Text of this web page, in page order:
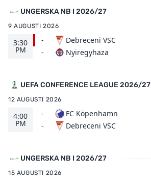
UNGERSKA NB I 2026/27
9 AUGUSTI 2026
3:30
PM
-
-
Debreceni VSC
Nyiregyhaza
UEFA CONFERENCE LEAGUE 2026/27
12 AUGUSTI 2026
4:00
PM
-
-
FC Köpenhamn
Debreceni VSC
UNGERSKA NB I 2026/27
15 AUGUSTI 2026